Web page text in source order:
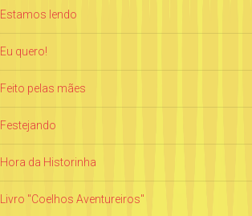
Estamos lendo
Eu quero!
Feito pelas mães
Festejando
Hora da Historinha
Livro "Coelhos Aventureiros"